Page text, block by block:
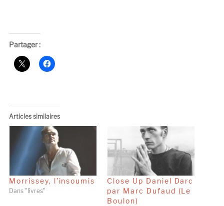
Partager :
Articles similaires
Morrissey, l’insoumis
Dans "livres"
Close Up Daniel Darc
par Marc Dufaud (Le
Boulon)